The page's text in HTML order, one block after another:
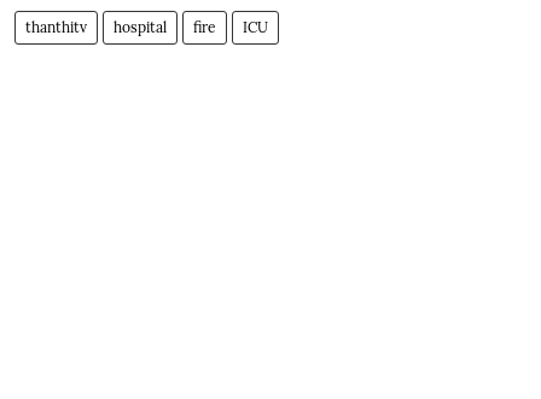
thanthitv hospital fire ICU